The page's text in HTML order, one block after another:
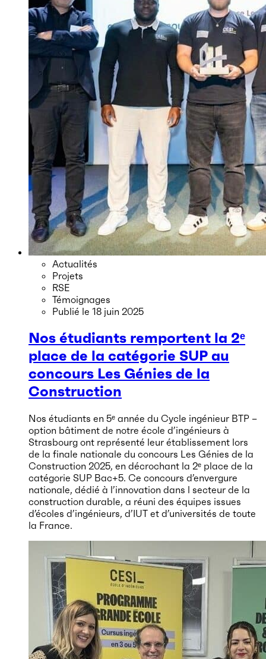
Actualités
Projets
RSE
Témoignages
Publié le 18 juin 2025
Nos étudiants remportent la 2ᵉ
place de la catégorie SUP au
concours Les Génies de la
Construction
Nos étudiants en 5ᵉ année du Cycle ingénieur BTP –
option bâtiment de notre école d’ingénieurs à
Strasbourg ont représenté leur établissement lors
de la finale nationale du concours Les Génies de la
Construction 2025, en décrochant la 2ᵉ place de la
catégorie SUP Bac+5. Ce concours d’envergure
nationale, dédié à l’innovation dans l secteur de la
construction durable, a réuni des équipes issues
d’écoles d’ingénieurs, d’IUT et d’universités de toute
la France.